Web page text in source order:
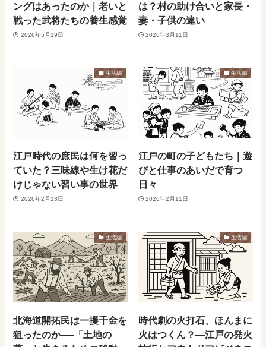
ングはあったのか｜老いと
戦った武将たちの養生感覚
2026年5月19日
は？村の助け合いと家長・
妻・子供の違い
2026年3月11日
生活編
江戸時代の庶民は何を習っ
ていた？三味線や生け花だ
けじゃない習い事の世界
2026年2月13日
生活編
江戸の町の子どもたち｜遊
びと仕事のあいだで育つ
日々
2026年2月11日
生活編
北海道開拓民は一攫千金を
狙ったのか──「土地の
生活編
時代劇の火打石、ほんまに
火はつくん？―江戸の発火